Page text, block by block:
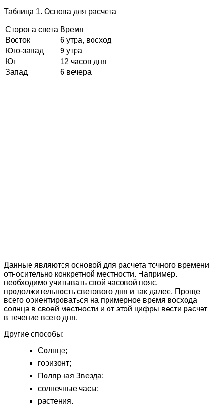
Таблица 1. Основа для расчета
Сторона света Время
Восток
6 утра, восход
Юго-запад
9 утра
Юг
12 часов дня
Запад
6 вечера
Данные являются основой для расчета точного времени
относительно конкретной местности. Например,
необходимо учитывать свой часовой пояс,
продолжительность светового дня и так далее. Проще
всего ориентироваться на примерное время восхода
солнца в своей местности и от этой цифры вести расчет
в течение всего дня.
Другие способы:
Солнце;
горизонт;
Полярная Звезда;
солнечные часы;
растения.